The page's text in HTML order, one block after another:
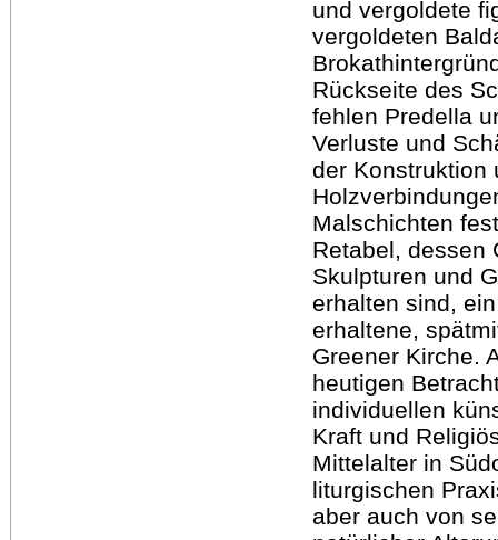
und vergoldete
vergoldeten
Rückseite des
fehlen Predella
Verluste und
der Konstruktion
Malschichten
Retabel, dessen
Skulpturen und
erhalten sind,
erhaltene,
Greener Kirche.
heutigen
individuellen
Kraft und
Mittelalter in
liturgischen
aber auch von